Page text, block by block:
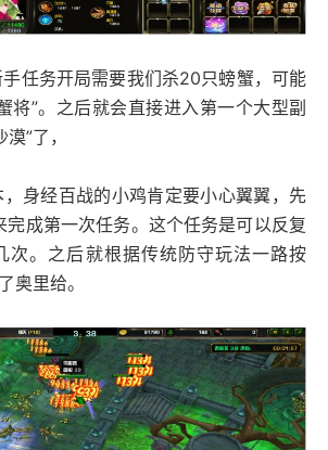
任务开局需要我们杀20只螃蟹，可能
将”。之后就会直接进入第一个大型副
”了，
，身经百战的小鸡肯定要小心翼翼，先
成第一次任务。这个任务是可以反复
次。之后就根据传统防守玩法一路按
奥里给。